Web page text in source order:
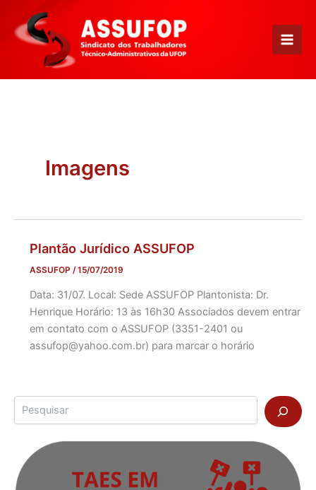
para
conteúdo
Imagens
Plantão Jurídico ASSUFOP
ASSUFOP /15/07/2019
Data: 31/07. Local: Sede ASSUFOP Plantonista: Dr.
Henrique Horário: 13 às 16h30 Associados devem entrar
em contato com o ASSUFOP (3351-2401 ou
assufop@yahoo.com.br) para marcar o horário
Pesquisar